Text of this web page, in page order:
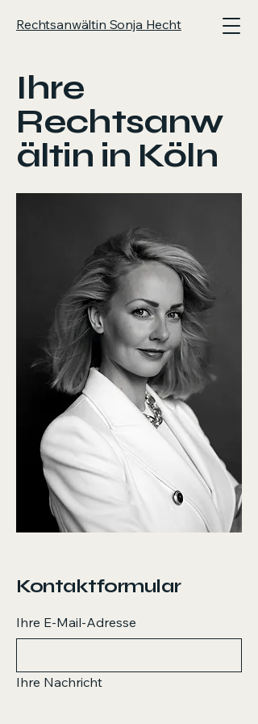
Rechtsanwältin Sonja Hecht
Ihre
Rechtsanw
ältin in Köln
Kontaktformular
Ihre E-Mail-Adresse
Ihre Nachricht